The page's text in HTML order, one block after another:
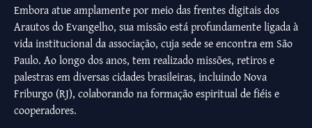
Embora atue amplamente por meio das frentes digitais dos
Arautos do Evangelho, sua missão está profundamente ligada à
vida institucional da associação, cuja sede se encontra em São
Paulo. Ao longo dos anos, tem realizado missões, retiros e
palestras em diversas cidades brasileiras, incluindo Nova
Friburgo (RJ), colaborando na formação espiritual de fiéis e
cooperadores.